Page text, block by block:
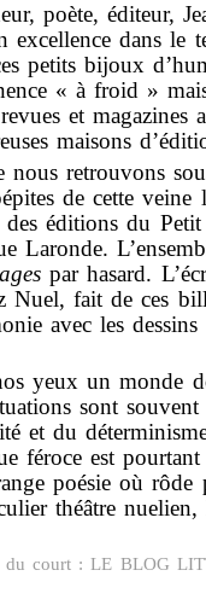
poète, éditeur,
excellence dans le
petits bijoux
« à froid »
et magazines
maisons
nous retrouvons
de cette veine
éditions du Petit
Laronde.
par hasard.
Nuel, fait de ces
avec les
yeux un monde
sont souvent
et du
féroce est
poésie où rôde
théâtre
du court : LE BLOG